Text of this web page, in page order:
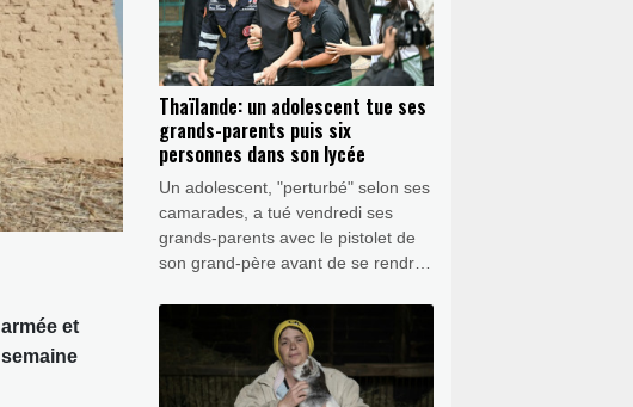
et
Thaïlande: un adolescent tue ses
grands-parents puis six
personnes dans son lycée
Un adolescent, "perturbé" selon ses
camarades, a tué vendredi ses
grands-parents avec le pistolet de
son grand-père avant de se rendre
où il a fait six autres victimes, trois
élèves et trois enseignants, a
indiqué la police thaïlandaise.